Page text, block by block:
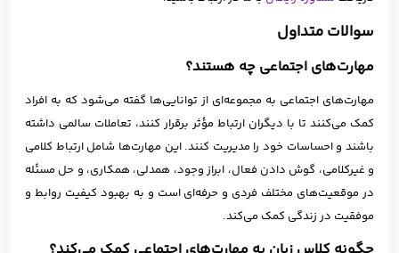
سوالات متداول
مهارت‌های اجتماعی چه هستند؟
مهارت‌های اجتماعی به مجموعه‌ای از توانایی‌ها گفته می‌شود که به افراد
کمک می‌کنند تا با دیگران ارتباط مؤثر برقرار کنند، تعاملات سالمی داشته
باشند و احساسات خود را مدیریت کنند. این مهارت‌ها شامل ارتباط کلامی
و غیرکلامی، گوش دادن فعال، ابراز وجود، همدلی، همکاری، و حل مسئله
در موقعیت‌های مختلف فردی و حرفه‌ای است و به بهبود کیفیت روابط و
موفقیت در زندگی کمک می‌کند.